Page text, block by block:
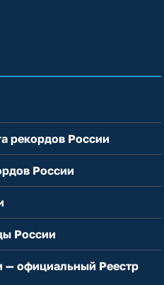
рекордов России
России
России
— официальный Реестр